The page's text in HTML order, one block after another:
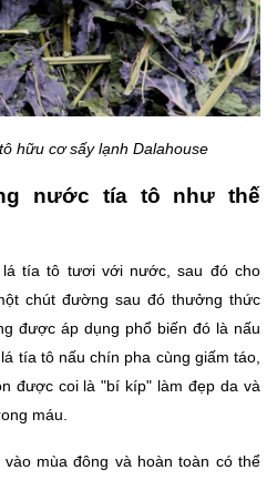
hữu cơ sấy lạnh Dalahouse
nước tía tô như thế
tía tô tươi với nước, sau đó cho
chút đường sau đó thưởng thức
được áp dụng phổ biến đó là nấu
tía tô nấu chín pha cùng giấm táo,
được coi là "bí kíp" làm đẹp da và
máu.
mùa đông và hoàn toàn có thể